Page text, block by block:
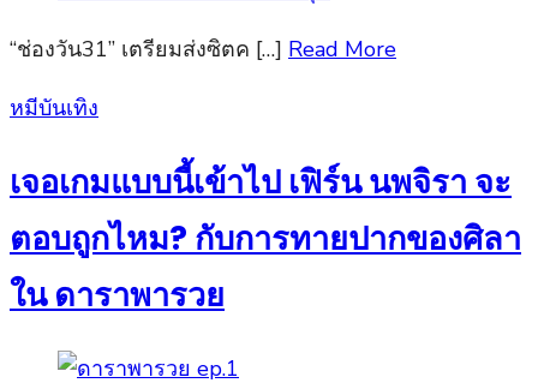
“ช่องวัน31” เตรียมส่งซิตค […] Read More
Posted
หมีบันเทิง
เจอเกมแบบนี้เข้าไป เฟิร์น นพจิรา จะ
ตอบถูกไหม? กับการทายปากของศิลา
ใน ดาราพารวย